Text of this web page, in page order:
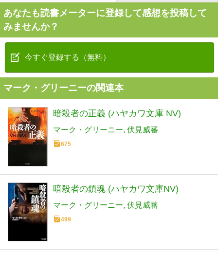
あなたも読書メーターに登録して感想を投稿して
みませんか？
今すぐ登録する（無料）
マーク・グリーニーの関連本
暗殺者の正義 (ハヤカワ文庫 NV)
マーク・グリーニー 伏見威蕃
675
暗殺者の鎮魂 (ハヤカワ文庫NV)
マーク・グリーニー 伏見威蕃
499